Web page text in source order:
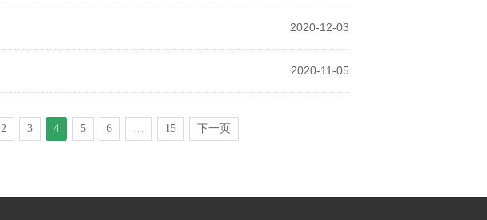
2020-12-03
2020-11-05
2 3 4 5 6 … 15 下一页